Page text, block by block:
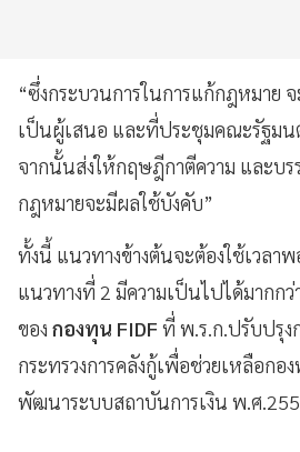
“ซึ่งกระบวนการในการแก้กฎหมาย
เป็นผู้เสนอ และที่ประชุมคณะรัฐมน
จากนั้นส่งให้กฤษฎีกาตีความ และบร
กฎหมายจะมีผลใช้บังคับ”
ทั้งนี้ แนวทางข้างต้นจะต้องใช้เวลาพ
แนวทางที่ 2 มีความเป็นไปได้มากก
ของ กองทุน FIDF ที่ พ.ร.ก.ปรับปรุง
กระทรวงการคลังกู้เพื่อช่วยเหลือก
พัฒนาระบบสถาบันการเงิน พ.ศ